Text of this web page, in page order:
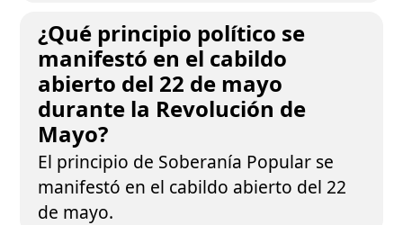
¿Qué principio político se
manifestó en el cabildo
abierto del 22 de mayo
durante la Revolución de
Mayo?
El principio de Soberanía Popular se
manifestó en el cabildo abierto del 22
de mayo.